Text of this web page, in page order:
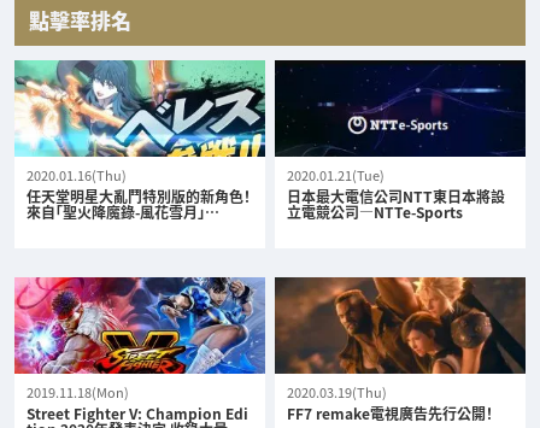
點擊率排名
2020.01.16(Thu)
任天堂明星大亂鬥特別版的新角色！
來自「聖火降魔錄-風花雪月」…
2020.01.21(Tue)
日本最大電信公司NTT東日本將設
立電競公司—NTTe-Sports
2019.11.18(Mon)
Street Fighter V: Champion Edi
2020.03.19(Thu)
FF7 remake電視廣告先行公開！